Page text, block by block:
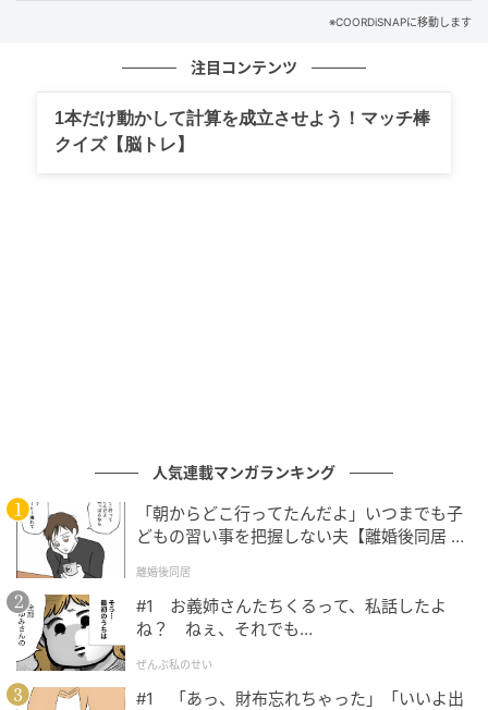
を生んでくれます。ほどよくゆとりのある袖のライン
も、女性らしい柔らかなシルエットを描くポイント。
ゆったりとしたシルエットながらも、イン・アウトど
ちらもすっきりサマ見えするのが嬉しいところ。
アシメデザインでこなれ感を演出
※COORDiSNAPに移動します
注目コンテンツ
1本だけ動かして計算を成立させよう！マッチ棒
クイズ【脳トレ】
人気連載マンガランキング
「朝からどこ行ってたんだよ」いつまでも子
どもの習い事を把握しない夫【離婚後同居 Vo
離婚後同居
#1 お義姉さんたちくるって、私話したよ
ね？ ねぇ、それでも…
ぜんぶ私のせい
#1 「あっ、財布忘れちゃった」「いいよ出